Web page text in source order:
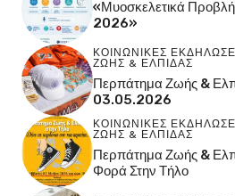
«Μυοσκελετικά
2026»
ΚΟΙΝΩΝΙΚΕΣ
ΖΩΗΣ & ΕΛΠΙΔΑΣ
Περπάτημα Ζωής &
03.05.2026
ΚΟΙΝΩΝΙΚΕΣ
ΖΩΗΣ & ΕΛΠΙΔΑΣ
Περπάτημα Ζωής &
Φορά Στην Τήλο